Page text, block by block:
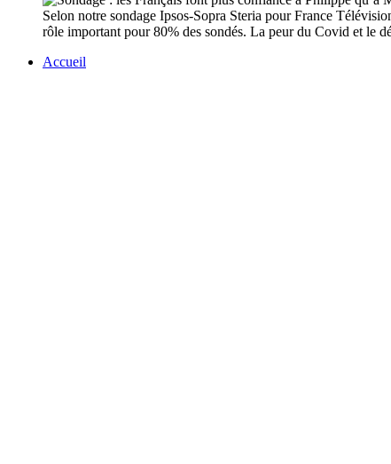
Selon notre sondage Ipsos-Sopra Steria pour France
rôle important pour 80% des sondés. La peur du Covid et le
Accueil